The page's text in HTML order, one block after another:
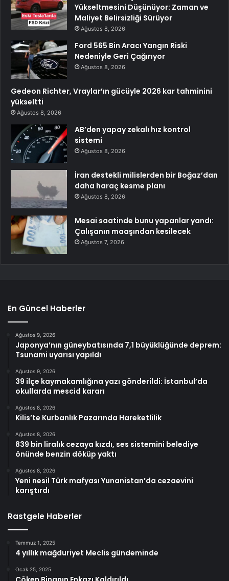
Yükseltmesini Düşünüyor: Zaman ve
Maliyet Belirsizliği Sürüyor
Ağustos 8, 2026
Ford 565 Bin Aracı Yangın Riski
Nedeniyle Geri Çağırıyor
Ağustos 8, 2026
Gedeon Richter, Vraylar’ın gücüyle 2026 kar tahminini
yükseltti
Ağustos 8, 2026
AB’den yapay zekalı hız kontrol
sistemi
Ağustos 8, 2026
İran destekli milislerden bir Boğaz’dan
daha haraç kesme planı
Ağustos 8, 2026
Mesai saatinde bunu yapanlar yandı:
Çalışanın maaşından kesilecek
Ağustos 7, 2026
En Güncel Haberler
Ağustos 9, 2026
Japonya’nın güneybatısında 7,1 büyüklüğünde deprem:
Tsunami uyarısı yapıldı
Ağustos 9, 2026
39 ilçe kaymakamlığına yazı gönderildi: İstanbul’da
okullarda mescid kararı
Ağustos 8, 2026
Kilis’te Kurbanlık Pazarında Hareketlilik
Ağustos 8, 2026
839 bin liralık cezaya kızdı, ses sistemini belediye
önünde benzin döküp yaktı
Ağustos 8, 2026
Yeni nesil Türk mafyası Yunanistan’da cezaevini
karıştırdı
Rastgele Haberler
Temmuz 1, 2025
4 yıllık mağduriyet Meclis gündeminde
Ocak 25, 2025